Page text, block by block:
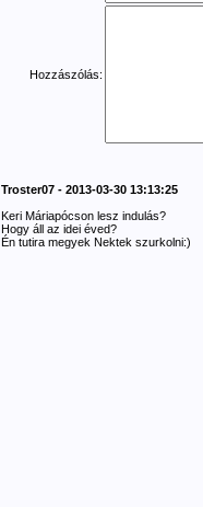
Hozzászólás:
Troster07 - 2013-03-30 13:13:25
Keri Máriapócson lesz indulás?
Hogy áll az idei éved?
Én tutira megyek Nektek szurkolni:)